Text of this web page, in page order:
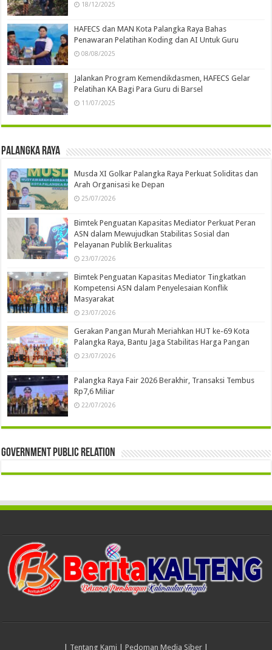
18/12/2025
HAFECS dan MAN Kota Palangka Raya Bahas
Penawaran Pelatihan Koding dan AI Untuk Guru
08/08/2025
Jalankan Program Kemendikdasmen, HAFECS Gelar
Pelatihan KA Bagi Para Guru di Barsel
11/07/2025
Palangka Raya
Musda XI Golkar Palangka Raya Perkuat Soliditas dan
Arah Organisasi ke Depan
25/07/2026
Bimtek Penguatan Kapasitas Mediator Perkuat Peran
ASN dalam Mewujudkan Stabilitas Sosial dan
Pelayanan Publik Berkualitas
23/07/2026
Bimtek Penguatan Kapasitas Mediator Tingkatkan
Kompetensi ASN dalam Penyelesaian Konflik
Masyarakat
23/07/2026
Gerakan Pangan Murah Meriahkan HUT ke-69 Kota
Palangka Raya, Bantu Jaga Stabilitas Harga Pangan
23/07/2026
Palangka Raya Fair 2026 Berakhir, Transaksi Tembus
Rp7,6 Miliar
22/07/2026
Government Public Relation
Tentang Kami Pedoman Media Siber